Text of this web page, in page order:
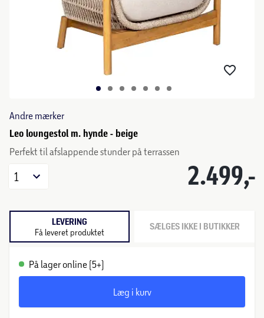
Andre mærker
Leo loungestol m. hynde - beige
Perfekt til afslappende stunder på terrassen
2.499,-
1
LEVERING
Få leveret produktet SÆLGES IKKE I BUTIKKER
På lager online (5+)
Læg i kurv